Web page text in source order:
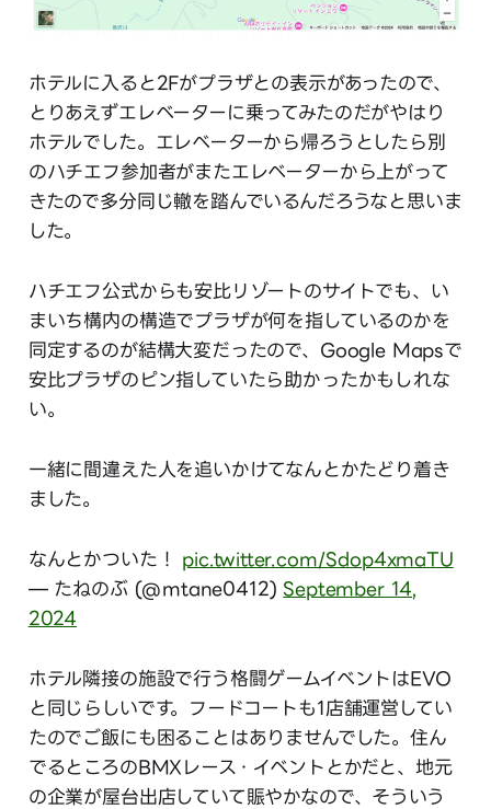
ホテルに入ると2Fがプラザとの表示があったので、
とりあえずエレベーターに乗ってみたのだがやはり
ホテルでした。エレベーターから帰ろうとしたら別
のハチエフ参加者がまたエレベーターから上がって
きたので多分同じ轍を踏んでいるんだろうなと思いま
した。
ハチエフ公式からも安比リゾートのサイトでも、い
まいち構内の構造でプラザが何を指しているのかを
同定するのが結構大変だったので、Google Mapsで
安比プラザのピン指していたら助かったかもしれな
い。
一緒に間違えた人を追いかけてなんとかたどり着き
ました。
なんとかついた！ pic.twitter.com/Sdop4xmaTU
— たねのぶ (@mtane0412)September 14,
2024
ホテル隣接の施設で行う格闘ゲームイベントはEVO
と同じらしいです。フードコートも1店舗運営してい
たのでご飯にも困ることはありませんでした。住ん
でるところのBMXレース・イベントとかだと、地元
の企業が屋台出店していて賑やかなので、そういう